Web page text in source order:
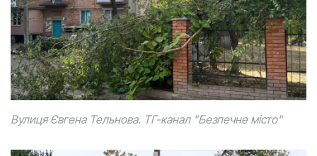
Вулиця Євгена Тельнова. ТГ-канал "Безпечне місто"